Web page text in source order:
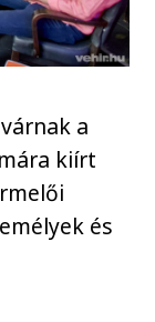
a
kiírt
és